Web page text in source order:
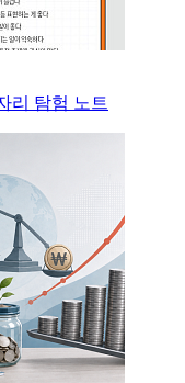
리 탐험 노트